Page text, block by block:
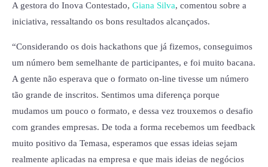
A gestora do Inova Contestado, Giana Silva, comentou sobre a
iniciativa, ressaltando os bons resultados alcançados.
“Considerando os dois hackathons que já fizemos, conseguimos
um número bem semelhante de participantes, e foi muito bacana.
A gente não esperava que o formato on-line tivesse um número
tão grande de inscritos. Sentimos uma diferença porque
mudamos um pouco o formato, e dessa vez trouxemos o desafio
com grandes empresas. De toda a forma recebemos um feedback
muito positivo da Temasa, esperamos que essas ideias sejam
realmente aplicadas na empresa e que mais ideias de negócios